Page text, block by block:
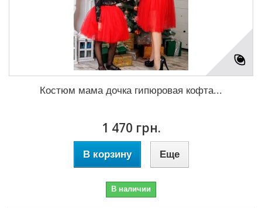
Костюм мама дочка гипюровая кофта...
1 470 грн.
В корзину Еще
В наличии